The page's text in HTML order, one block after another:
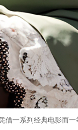
借一系列经典电影而